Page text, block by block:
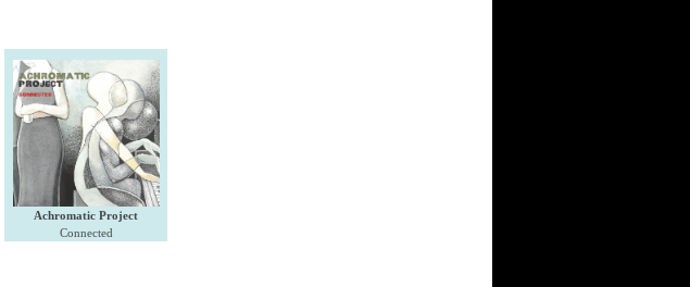
Achromatic Project
Connected